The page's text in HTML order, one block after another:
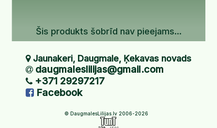
Šis produkts šobrīd nav pieejams...
Jaunakeri, Daugmale, Ķekavas novads
daugmaleslilijas@gmail.com
+371 29297217
Facebook
© DaugmalesLilijas.lv 2006-2026